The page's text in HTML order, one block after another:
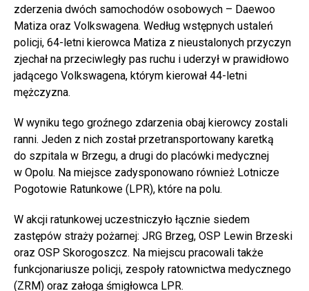
zderzenia dwóch samochodów osobowych – Daewoo
Matiza oraz Volkswagena. Według wstępnych ustaleń
policji, 64-letni kierowca Matiza z nieustalonych przyczyn
zjechał na przeciwległy pas ruchu i uderzył w prawidłowo
jadącego Volkswagena, którym kierował 44-letni
mężczyzna.
W wyniku tego groźnego zdarzenia obaj kierowcy zostali
ranni. Jeden z nich został przetransportowany karetką
do szpitala w Brzegu, a drugi do placówki medycznej
w Opolu. Na miejsce zadysponowano również Lotnicze
Pogotowie Ratunkowe (LPR), które na polu.
W akcji ratunkowej uczestniczyło łącznie siedem
zastępów straży pożarnej: JRG Brzeg, OSP Lewin Brzeski
oraz OSP Skorogoszcz. Na miejscu pracowali także
funkcjonariusze policji, zespoły ratownictwa medycznego
(ZRM) oraz załoga śmigłowca LPR.